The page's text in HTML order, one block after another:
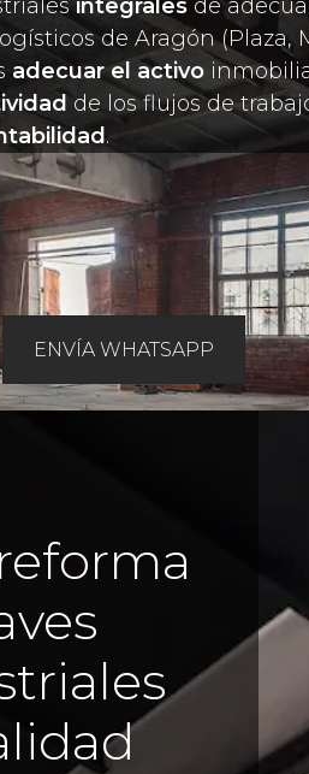
integralesde
de Aragón (Plaza,
adecuar el activo
de los flujos de
.
ENVÍA WHATSAPP